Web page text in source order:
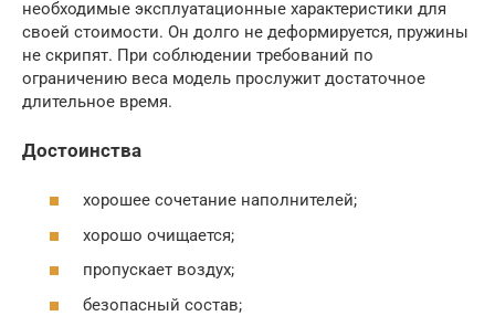
необходимые эксплуатационные характеристики для
своей стоимости. Он долго не деформируется, пружины
не скрипят. При соблюдении требований по
ограничению веса модель прослужит достаточное
длительное время.
Достоинства
хорошее сочетание наполнителей;
хорошо очищается;
пропускает воздух;
безопасный состав;